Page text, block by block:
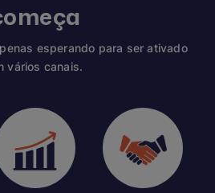
esperando para ser ativado
vários canais.